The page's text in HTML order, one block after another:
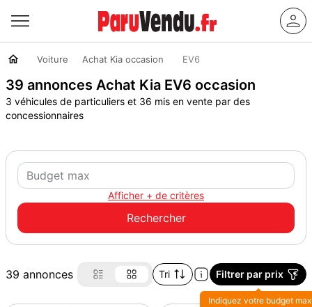
Voiture Achat Kia occasion EV6
39 annonces Achat Kia EV6 occasion
3 véhicules de particuliers et 36 mis en vente par des
concessionnaires
Afficher + de critères
39 annonces Tri Filtrer par prix
Indiquez votre budget max